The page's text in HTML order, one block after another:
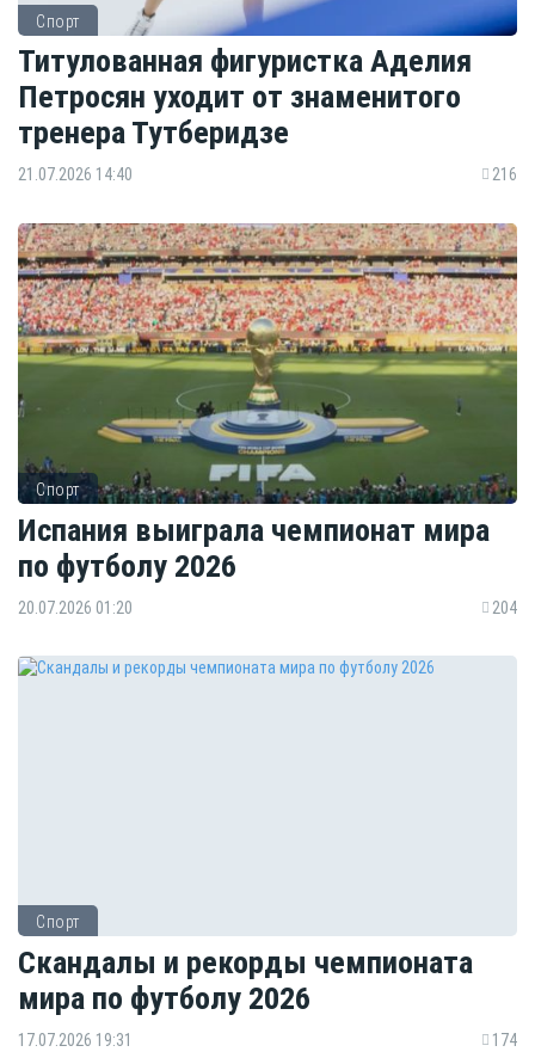
Спорт
Титулованная фигуристка Аделия
Петросян уходит от знаменитого
тренера Тутберидзе
21.07.2026 14:40 216
Спорт
Испания выиграла чемпионат мира
по футболу 2026
20.07.2026 01:20 204
Спорт
Скандалы и рекорды чемпионата
мира по футболу 2026
17.07.2026 19:31 174